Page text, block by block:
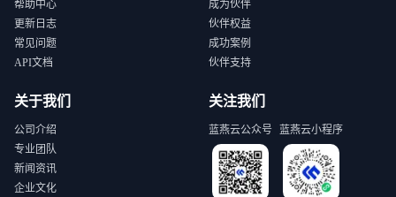
帮助中心
更新日志
常见问题
API文档
成为伙伴
伙伴权益
成功案例
伙伴支持
关于我们
公司介绍
专业团队
新闻资讯
企业文化
关注我们
蓝燕云公众号 蓝燕云小程序